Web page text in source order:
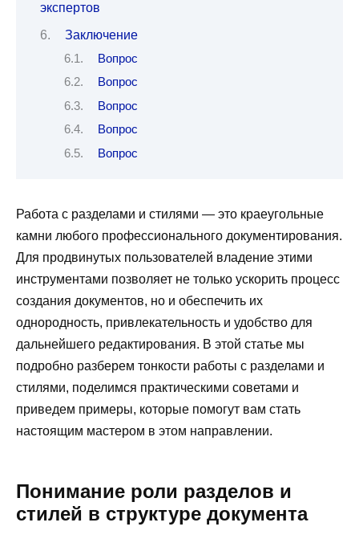
экспертов
Заключение
Вопрос
Вопрос
Вопрос
Вопрос
Вопрос
Работа с разделами и стилями — это краеугольные
камни любого профессионального документирования.
Для продвинутых пользователей владение этими
инструментами позволяет не только ускорить процесс
создания документов, но и обеспечить их
однородность, привлекательность и удобство для
дальнейшего редактирования. В этой статье мы
подробно разберем тонкости работы с разделами и
стилями, поделимся практическими советами и
приведем примеры, которые помогут вам стать
настоящим мастером в этом направлении.
Понимание роли разделов и
стилей в структуре документа